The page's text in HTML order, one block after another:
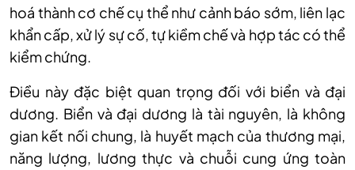
hoá thành cơ chế cụ thể như cảnh báo sớm, liên lạc
khẩn cấp, xử lý sự cố, tự kiềm chế và hợp tác có thể
kiểm chứng.
Điều này đặc biệt quan trọng đối với biển và đại
dương. Biển và đại dương là tài nguyên, là không
gian kết nối chung, là huyết mạch của thương mại,
năng lượng, lương thực và chuỗi cung ứng toàn